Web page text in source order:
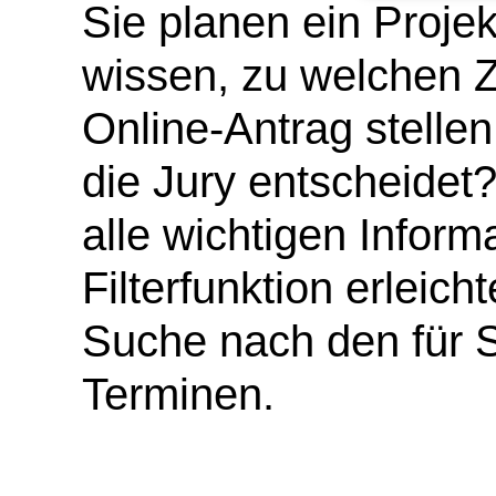
Sie planen ein
wissen, zu welchen
Online-Antrag
die Jury
alle wichtigen
Filterfunktion
Suche nach den für
Terminen.